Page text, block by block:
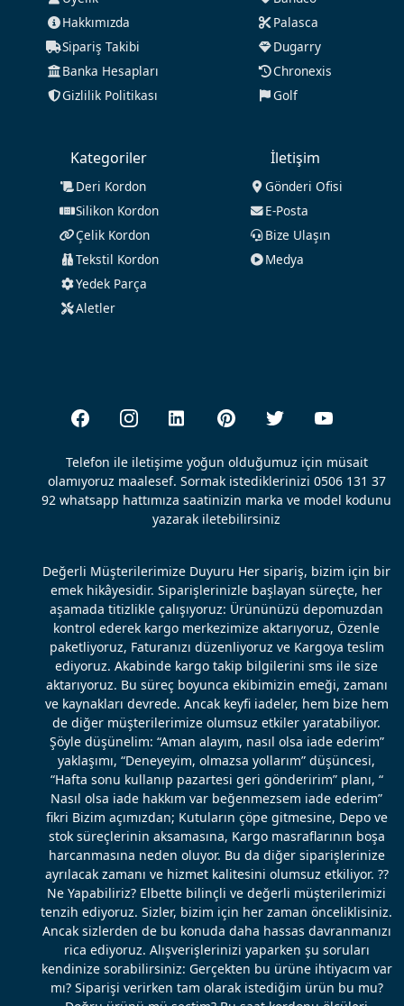
Hakkımızda
Sipariş Takibi
Banka Hesapları
Gizlilik Politikası
Palasca
Dugarry
Chronexis
Golf
Kategoriler
Deri Kordon
Silikon Kordon
Çelik Kordon
Tekstil Kordon
Yedek Parça
Aletler
İletişim
Gönderi Ofisi
E-Posta
Bize Ulaşın
Medya
Telefon ile iletişime yoğun olduğumuz için müsait
olamıyoruz maalesef. Sormak istediklerinizi 0506 131 37
92 whatsapp hattımıza saatinizin marka ve model kodunu
yazarak iletebilirsiniz
Değerli Müşterilerimize Duyuru Her sipariş, bizim için bir
emek hikâyesidir. Siparişlerinizle başlayan süreçte, her
aşamada titizlikle çalışıyoruz: Ürününüzü depomuzdan
kontrol ederek kargo merkezimize aktarıyoruz, Özenle
paketliyoruz, Faturanızı düzenliyoruz ve Kargoya teslim
ediyoruz. Akabinde kargo takip bilgilerini sms ile size
aktarıyoruz. Bu süreç boyunca ekibimizin emeği, zamanı
ve kaynakları devrede. Ancak keyfi iadeler, hem bize hem
de diğer müşterilerimize olumsuz etkiler yaratabiliyor.
Şöyle düşünelim: “Aman alayım, nasıl olsa iade ederim”
yaklaşımı, “Deneyeyim, olmazsa yollarım” düşüncesi,
“Hafta sonu kullanıp pazartesi geri gönderirim” planı, “
Nasıl olsa iade hakkım var beğenmezsem iade ederim”
fikri Bizim açımızdan; Kutuların çöpe gitmesine, Depo ve
stok süreçlerinin aksamasına, Kargo masraflarının boşa
harcanmasına neden oluyor. Bu da diğer siparişlerinize
ayrılacak zamanı ve hizmet kalitesini olumsuz etkiliyor. ??
Ne Yapabiliriz? Elbette bilinçli ve değerli müşterilerimizi
tenzih ediyoruz. Sizler, bizim için her zaman önceliklisiniz.
Ancak sizlerden de bu konuda daha hassas davranmanızı
rica ediyoruz. Alışverişlerinizi yaparken şu soruları
kendinize sorabilirsiniz: Gerçekten bu ürüne ihtiyacım var
mı? Siparişi verirken tam olarak istediğim ürün bu mu?